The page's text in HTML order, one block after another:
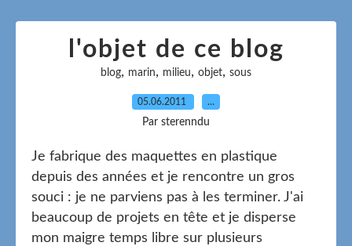
l'objet de ce blog
blog, marin, milieu, objet, sous
05.06.2011 …
Par sterenndu
Je fabrique des maquettes en plastique
depuis des années et je rencontre un gros
souci : je ne parviens pas à les terminer. J'ai
beaucoup de projets en tête et je disperse
mon maigre temps libre sur plusieurs